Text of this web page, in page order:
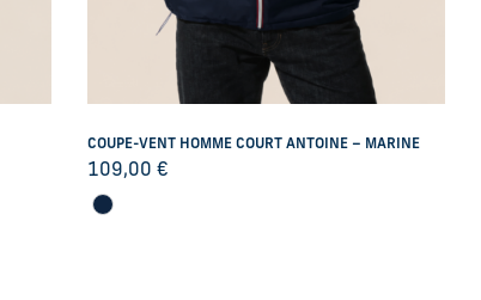
COUPE-VENT HOMME COURT ANTOINE – MARINE
109,00€